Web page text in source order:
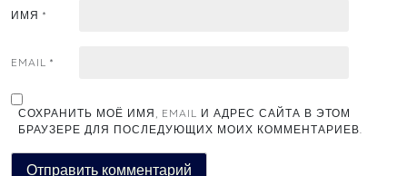
ИМЯ *
EMAIL *
СОХРАНИТЬ МОЁ ИМЯ, EMAIL И АДРЕС САЙТА В ЭТОМ
БРАУЗЕРЕ ДЛЯ ПОСЛЕДУЮЩИХ МОИХ КОММЕНТАРИЕВ.